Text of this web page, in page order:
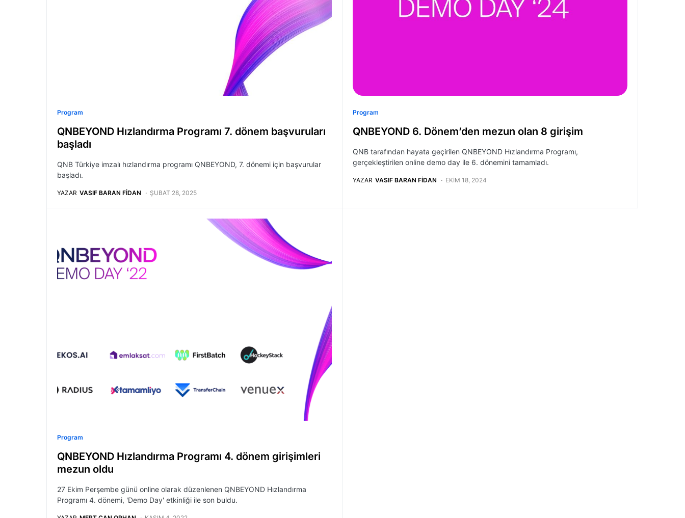
Program
QNBEYOND Hızlandırma Programı 7. dönem başvuruları
başladı
QNB Türkiye imzalı hızlandırma programı QNBEYOND, 7. dönemi için başvurular
başladı.
YAZAR VASIF BARAN FIDAN ŞUBAT 28, 2025
Program
QNBEYOND 6. Dönem’den mezun olan 8 girişim
QNB tarafından hayata geçirilen QNBEYOND Hızlandırma Programı,
gerçekleştirilen online demo day ile 6. dönemini tamamladı.
YAZAR VASIF BARAN FIDAN EKIM 18, 2024
Program
QNBEYOND Hızlandırma Programı 4. dönem girişimleri
mezun oldu
27 Ekim Perşembe günü online olarak düzenlenen QNBEYOND Hızlandırma
Programı 4. dönemi, 'Demo Day' etkinliği ile son buldu.